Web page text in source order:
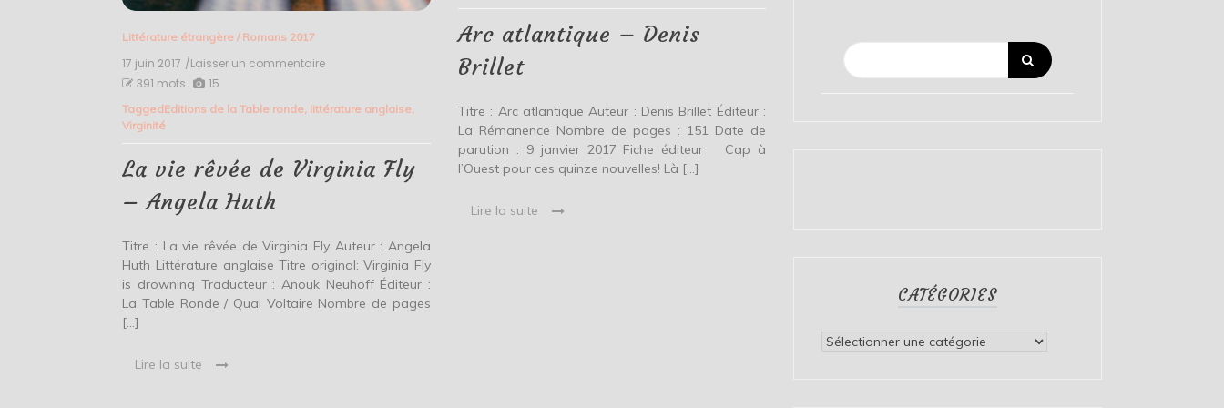
Littérature étrangère / Romans 2017
17 juin 2017 /Laisser un commentaire
rêvée
Fly
–
391 mots 15
TaggedEditions de la Table ronde, littérature anglaise,
Virginité
La vie rêvée de Virginia Fly
– Angela Huth
Titre : La vie rêvée de Virginia Fly Auteur : Angela
Huth Littérature anglaise Titre original: Virginia Fly
is drowning Traducteur : Anouk Neuhoff Éditeur :
La Table Ronde / Quai Voltaire Nombre de pages
[…]
Lire la suite
Arc atlantique – Denis
Brillet
Titre : Arc atlantique Auteur : Denis Brillet Éditeur :
La Rémanence Nombre de pages : 151 Date de
parution : 9 janvier 2017 Fiche éditeur Cap à
l’Ouest pour ces quinze nouvelles! Là […]
Lire la suite
CATÉGORIES
Catégories